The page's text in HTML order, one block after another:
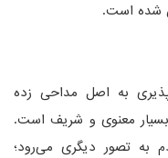
شده است.
به اصل مداحی زده
معنوی و شریف است.
به تصور دیگری می‌رود؛